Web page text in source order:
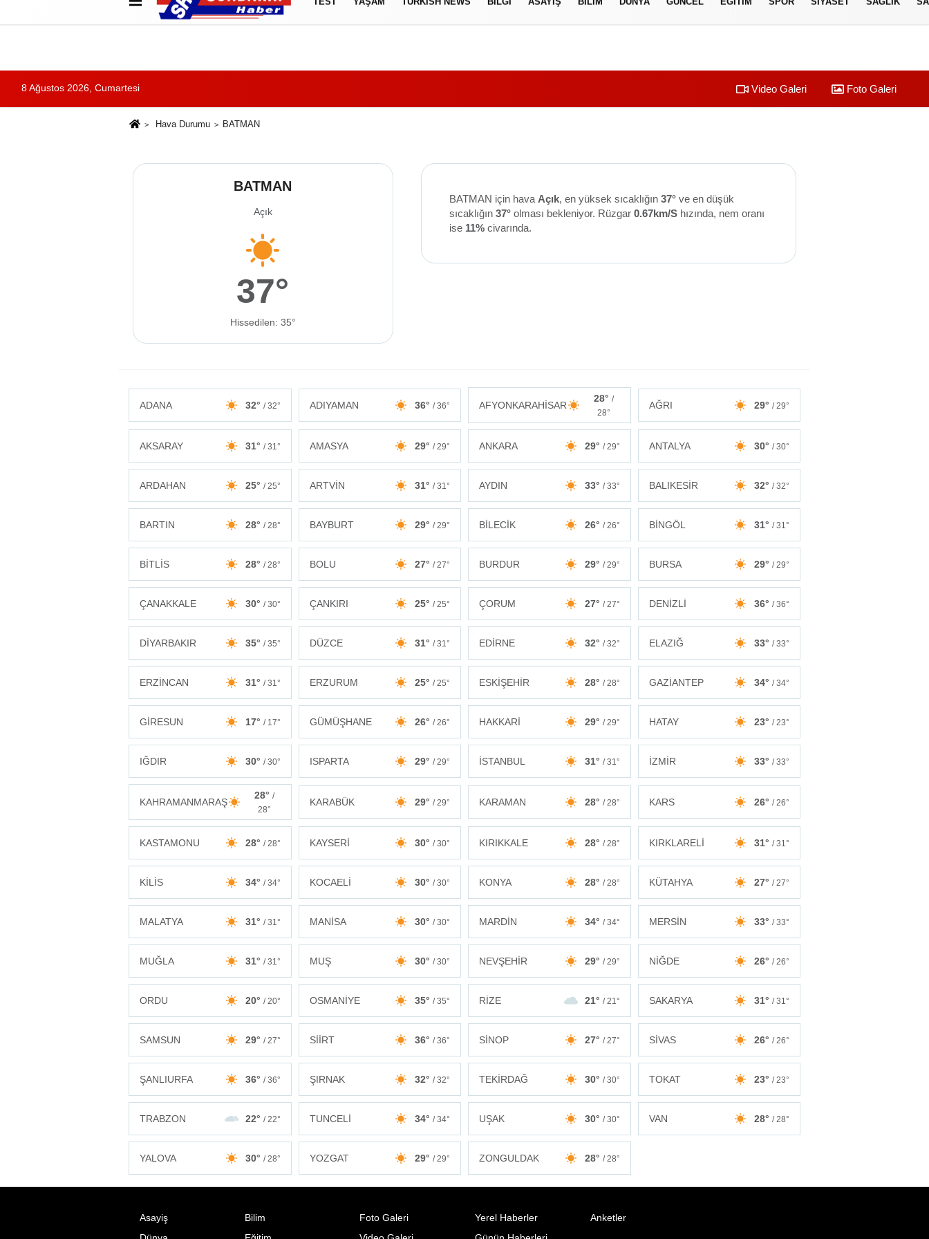
Künye İletişim Çerez Politikası
8 Ağustos 2026, Cumartesi Video Galeri Foto Galeri
Hava Durumu BATMAN
BATMAN
Açık
37°
Hissedilen: 35°
BATMAN için hava Açık, en yüksek sıcaklığın 37°ve en düşük
sıcaklığın 37°olması bekleniyor. Rüzgar 0.67km/Shızında, nem oranı
ise 11%civarında.
ADANA 32° / 32° ADIYAMAN 36° / 36° AFYONKARAHİSAR
28° /
28°
AĞRI 29° / 29°
AKSARAY 31° / 31° AMASYA 29° / 29° ANKARA 29° / 29° ANTALYA 30° / 30°
ARDAHAN 25° / 25° ARTVİN 31° / 31° AYDIN 33° / 33° BALIKESİR 32° / 32°
BARTIN 28° / 28° BAYBURT 29° / 29° BİLECİK 26° / 26° BİNGÖL 31° / 31°
BİTLİS 28° / 28° BOLU 27° / 27° BURDUR 29° / 29° BURSA 29° / 29°
ÇANAKKALE 30° / 30° ÇANKIRI 25° / 25° ÇORUM 27° / 27° DENİZLİ 36° / 36°
DİYARBAKIR 35° / 35° DÜZCE 31° / 31° EDİRNE 32° / 32° ELAZIĞ 33° / 33°
ERZİNCAN 31° / 31° ERZURUM 25° / 25° ESKİŞEHİR 28° / 28° GAZİANTEP 34° / 34°
GİRESUN 17° / 17° GÜMÜŞHANE 26° / 26° HAKKARİ 29° / 29° HATAY 23° / 23°
IĞDIR 30° / 30° ISPARTA 29° / 29° İSTANBUL 31° / 31° İZMİR 33° / 33°
KAHRAMANMARAŞ
28° /
28°
KARABÜK 29° / 29° KARAMAN 28° / 28° KARS 26° / 26°
KASTAMONU 28° / 28° KAYSERİ 30° / 30° KIRIKKALE 28° / 28° KIRKLARELİ 31° / 31°
KİLİS 34° / 34° KOCAELİ 30° / 30° KONYA 28° / 28° KÜTAHYA 27° / 27°
MALATYA 31° / 31° MANİSA 30° / 30° MARDİN 34° / 34° MERSİN 33° / 33°
MUĞLA 31° / 31° MUŞ 30° / 30° NEVŞEHİR 29° / 29° NİĞDE 26° / 26°
ORDU 20° / 20° OSMANİYE 35° / 35° RİZE 21° / 21° SAKARYA 31° / 31°
SAMSUN 29° / 27° SİİRT 36° / 36° SİNOP 27° / 27° SİVAS 26° / 26°
ŞANLIURFA 36° / 36° ŞIRNAK 32° / 32° TEKİRDAĞ 30° / 30° TOKAT 23° / 23°
TRABZON 22° / 22° TUNCELİ 34° / 34° UŞAK 30° / 30° VAN 28° / 28°
YALOVA 30° / 28° YOZGAT 29° / 29° ZONGULDAK 28° / 28°
Asayiş
Bilim
Foto Galeri
Yerel Haberler
Anketler